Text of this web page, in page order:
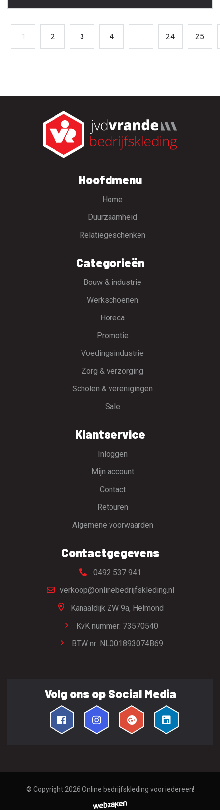
1 2 3 4 24 25
Hoofdmenu
Home
Duurzaamheid
Relatiegeschenken
Categorieën
Bouw & industrie
Werkschoenen
Horeca
Promotie
Voedingsindustrie
Zorg & verzorging
Scholen & verenigingen
Sale
Klantservice
Inloggen
Mijn account
Contact
Retouren
Algemene voorwaarden
Contactgegevens
0492 537 941
verkoop@onlinebedrijfskleding.nl
Kanaaldijk ZW 9a, Helmond
KvK nummer: 73570540
BTW nr: NL001893074B69
Volg ons op Social Media
© Copyright 2026 Online bedrijfskleding voor iedereen!